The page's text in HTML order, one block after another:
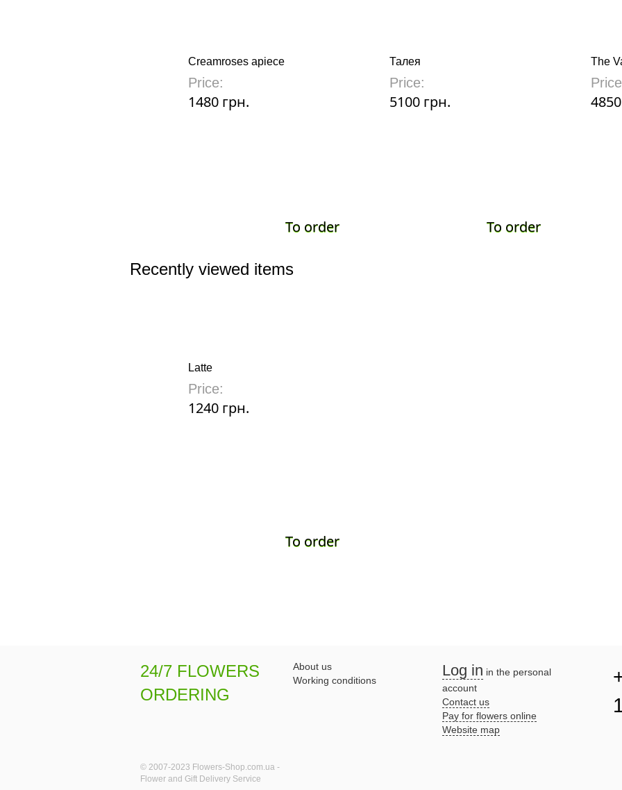
Creamroses apiece
Price:
1480 грн.
To order
Талея
Price:
5100 грн.
To order
The
Recently viewed items
Latte
Price:
1240 грн.
To order
24/7 FLOWERS
ORDERING
© 2007-2023 Flowers-Shop.com.ua -
Flower and Gift Delivery Service
About us
Working conditions
Log in in the personal
account
Contact us
Pay for flowers online
Website map